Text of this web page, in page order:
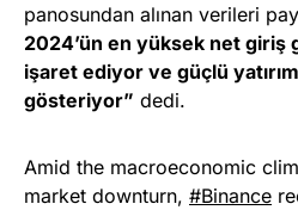
panosundan alınan verileri
2024’ün en yüksek net giriş
işaret ediyor ve güçlü
gösteriyor” dedi.
Amid the macroeconomic
market downturn, #Binance